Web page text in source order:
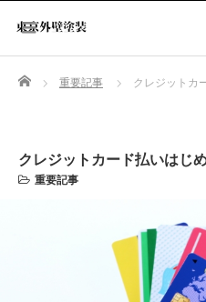
Home 重要記事 クレジットカ
クレジットカード払いはじ
重要記事